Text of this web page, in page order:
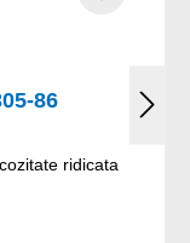
86
ridicata